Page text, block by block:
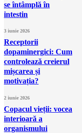
se întâmplă în
intestin
3 iunie 2026
Receptorii
dopaminergici: Cum
controlează creierul
mișcarea și
motivația?
2 iunie 2026
Copacul vieții: vocea
interioară a
organismului